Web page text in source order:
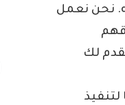
نحن نعمل
لك